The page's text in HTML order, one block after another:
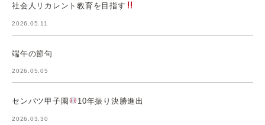
社会人リカレント教育を目指す
2026.05.11
端午の節句
2026.05.05
センバツ甲子園 10年振り決勝進出
2026.03.30